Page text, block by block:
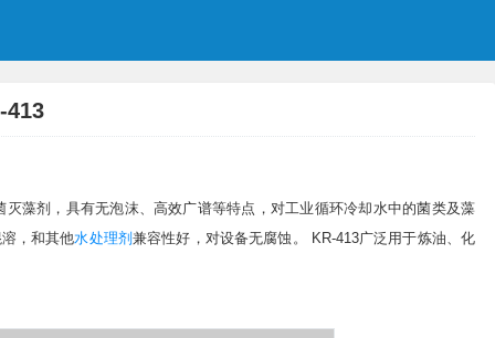
413
藻剂，具有无泡沫、高效广谱等特点，对工业循环冷却水中的菌类及藻
，和其他水处理剂 兼容性好，对设备无腐蚀。 KR-413广泛用于炼油、化